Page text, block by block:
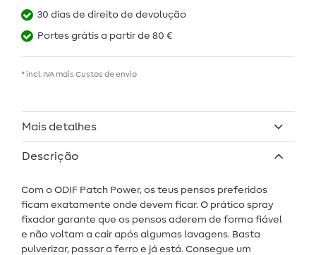
30 dias de direito de devolução
Portes grátis a partir de 80 €
* incl. IVA mais Custos de envio
Mais detalhes
Descrição
Com o ODIF Patch Power, os teus pensos preferidos
ficam exatamente onde devem ficar. O prático spray
fixador garante que os pensos aderem de forma fiável
e não voltam a cair após algumas lavagens. Basta
pulverizar, passar a ferro e já está. Consegue um